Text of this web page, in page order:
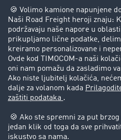
Preduzeće
Uspešne priče
Korisnici preporučuju korisnike
Pravna pitanja
Impressum
Opšti uslovi korišćenja